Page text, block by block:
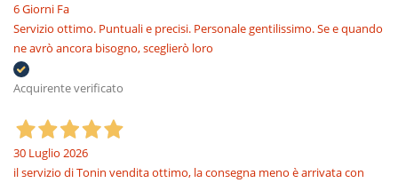
6 Giorni Fa
Servizio ottimo. Puntuali e precisi. Personale gentilissimo. Se e quando
ne avrò ancora bisogno, sceglierò loro
Acquirente verificato
30 Luglio 2026
il servizio di Tonin vendita ottimo, la consegna meno è arrivata con